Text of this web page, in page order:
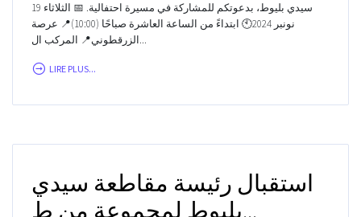
سيدي بليوط، بدعوتكم للمشاركة في مسيرة احتفالية. 📅 الثلاثاء 19
نونبر 2024🕙 ابتداءً من الساعة العاشرة صباحًا (10:00)📍 عرصة
الزرقطوني📍 المركب ال...
LIRE PLUS...
استقبال رئيسة مقاطعة سيدي
بليوط لمجموعة من ط...